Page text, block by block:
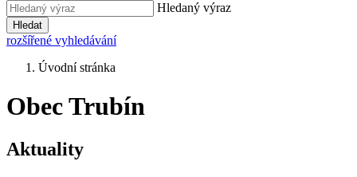
Hledaný výraz
Hledat
rozšířené vyhledávání
Úvodní stránka
Obec Trubín
Aktuality